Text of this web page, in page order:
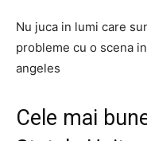
Nu juca in lumi care
probleme cu o scena
angeles
Cele mai